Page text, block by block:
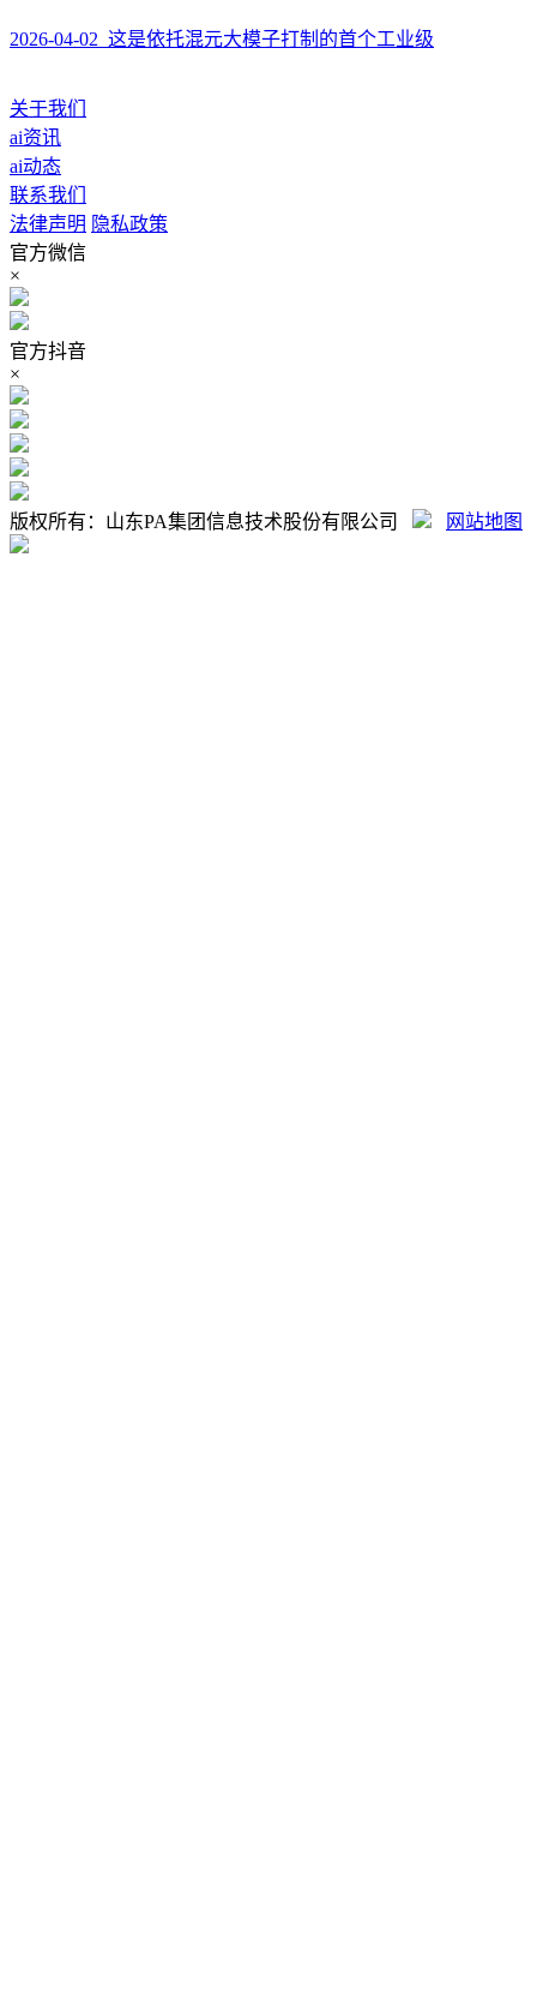
2026-04-02 这是依托混元大模子打制的首个工业级
关于我们
ai资讯
ai动态
联系我们
法律声明 隐私政策
官方微信
×
官方抖音
×
版权所有：山东PA集团信息技术股份有限公司 网站地图